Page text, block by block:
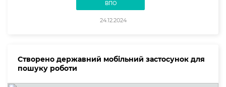
ВПО
24.12.2024
Створено державний мобільний застосунок для
пошуку роботи